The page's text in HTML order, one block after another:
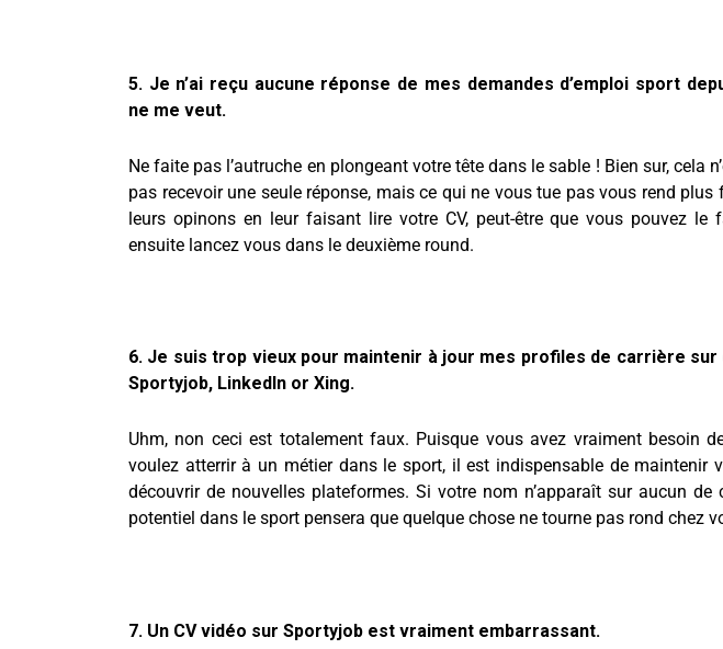
5. Je n’ai reçu aucune réponse de mes demandes d’emploi sport
ne me veut.
Ne faite pas l’autruche en plongeant votre tête dans le sable ! Bien sur, cela
pas recevoir une seule réponse, mais ce qui ne vous tue pas vous rend
leurs opinons en leur faisant lire votre CV, peut-être que vous pouvez le
ensuite lancez vous dans le deuxième round.
6. Je suis trop vieux pour maintenir à jour mes profiles de carrière
Sportyjob, LinkedIn or Xing.
Uhm, non ceci est totalement faux. Puisque vous avez vraiment besoin
voulez atterrir à un métier dans le sport, il est indispensable de maintenir
découvrir de nouvelles plateformes. Si votre nom n’apparaît sur aucun de
potentiel dans le sport pensera que quelque chose ne tourne pas rond chez
7. Un CV vidéo sur Sportyjob est vraiment embarrassant.